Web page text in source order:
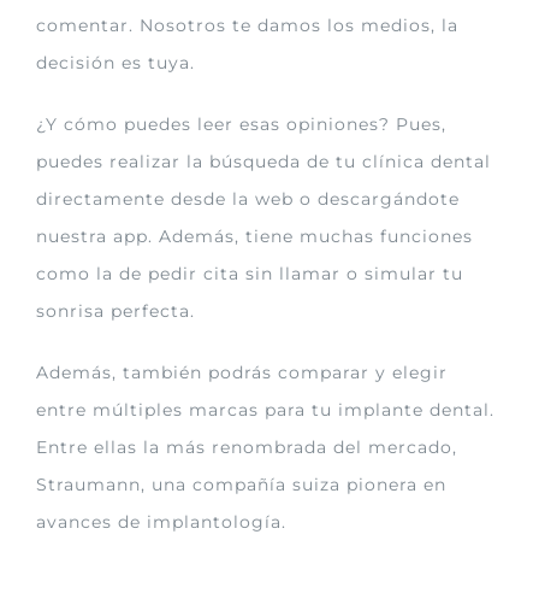
comentar. Nosotros te damos los medios, la
decisión es tuya.
¿Y cómo puedes leer esas opiniones? Pues,
puedes realizar la búsqueda de tu clínica dental
directamente desde la web o descargándote
nuestra app. Además, tiene muchas funciones
como la de pedir cita sin llamar o simular tu
sonrisa perfecta.
Además, también podrás comparar y elegir
entre múltiples marcas para tu implante dental.
Entre ellas la más renombrada del mercado,
Straumann, una compañía suiza pionera en
avances de implantología.